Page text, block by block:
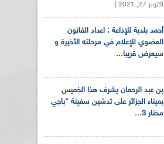
أكتوبر 27, 2021 |
أحمد بلدية للإذاعة : اعداد القانون
العضوي للإعلام في مرحلته الأخيرة و
سيعرض قريبا...
بن عبد الرحمان يشرف هذا الخميس
بميناء الجزائر على تدشين سفينة "باجي
مختار 3...